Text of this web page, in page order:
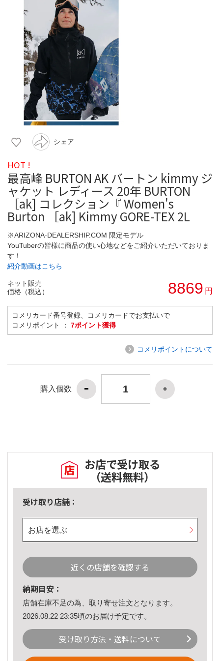
シェア
HOT !
最高峰 BURTON AK バートン kimmy ジ
ャケット レディース 20年 BURTON
［ak] コレクション『 Women's
Burton ［ak] Kimmy GORE-TEX 2L
※ARIZONA-DEALERSHIP.COM 限定モデル
YouTuberの皆様に商品の使い心地などをご紹介いただいておりま
す！
紹介動画はこちら
ネット販売
価格（税込）
8869 円
コメリカード番号登録、コメリカードでお支払いで
コメリポイント ： 7ポイント獲得
コメリポイントについて
購入個数
お店で受け取る
（送料無料）
受け取り店舗：
お店を選ぶ
近くの店舗を確認する
納期目安：
店舗在庫不足の為、取り寄せ注文となります。
2026.08.22 23:35頃のお届け予定です。
受け取り方法・送料について